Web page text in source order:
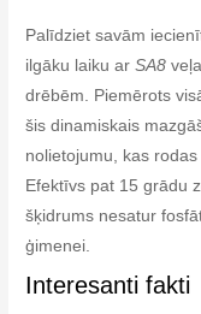
Palīdziet savām
ilgāku laiku arSA8
drēbēm. Piemērots
šis dinamiskais
nolietojumu, kas
Efektīvs pat 15 grādu
šķidrums nesatur
ģimenei.
Interesanti fakti